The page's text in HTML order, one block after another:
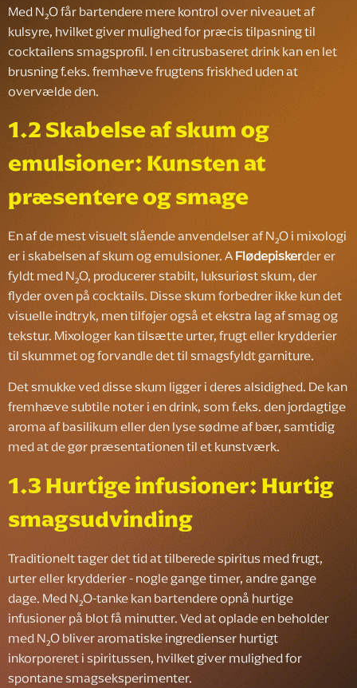
Med N₂O får bartendere mere kontrol over niveauet af
kulsyre, hvilket giver mulighed for præcis tilpasning til
cocktailens smagsprofil. I en citrusbaseret drink kan en let
brusning f.eks. fremhæve frugtens friskhed uden at
overvælde den.
1.2 Skabelse af skum og
emulsioner: Kunsten at
præsentere og smage
En af de mest visuelt slående anvendelser af N₂O i mixologi
er i skabelsen af skum og emulsioner. AFlødepiskerder er
fyldt med N₂O, producerer stabilt, luksuriøst skum, der
flyder oven på cocktails. Disse skum forbedrer ikke kun det
visuelle indtryk, men tilføjer også et ekstra lag af smag og
tekstur. Mixologer kan tilsætte urter, frugt eller krydderier
til skummet og forvandle det til smagsfyldt garniture.
Det smukke ved disse skum ligger i deres alsidighed. De kan
fremhæve subtile noter i en drink, som f.eks. den jordagtige
aroma af basilikum eller den lyse sødme af bær, samtidig
med at de gør præsentationen til et kunstværk.
1.3 Hurtige infusioner: Hurtig
smagsudvinding
Traditionelt tager det tid at tilberede spiritus med frugt,
urter eller krydderier - nogle gange timer, andre gange
dage. Med N₂O-tanke kan bartendere opnå hurtige
infusioner på blot få minutter. Ved at oplade en beholder
med N₂O bliver aromatiske ingredienser hurtigt
inkorporeret i spiritussen, hvilket giver mulighed for
spontane smagseksperimenter.